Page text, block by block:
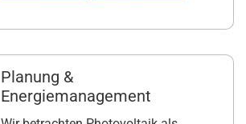
Planung &
Energiemanagement